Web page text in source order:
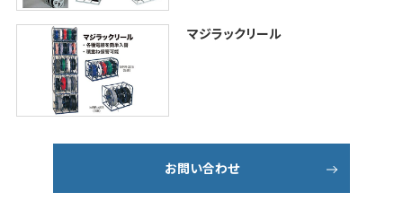
マジラックリール
お問い合わせ